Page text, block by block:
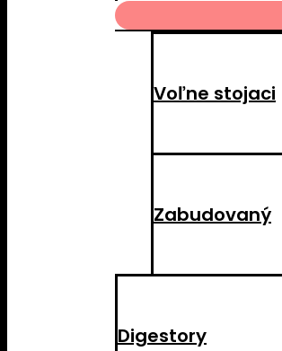
Voľne stojaci
Zabudovaný
Digestory